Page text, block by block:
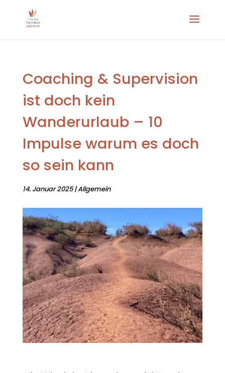
Coaching & Supervision
ist doch kein
Wanderurlaub – 10
Impulse warum es doch
so sein kann
14. Januar 2025|Allgemein